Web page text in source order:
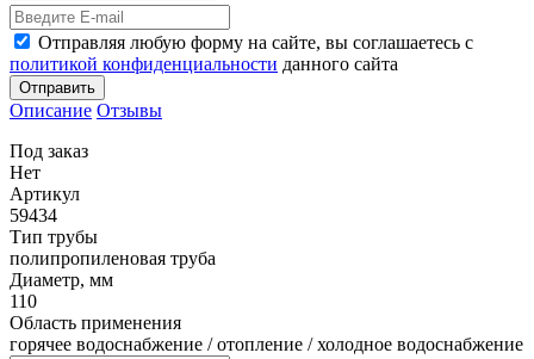
Отправляя любую форму на сайте, вы соглашаетесь с
политикой конфиденциальности данного сайта
Отправить
Описание Отзывы
Под заказ
Нет
Артикул
59434
Тип трубы
полипропиленовая труба
Диаметр, мм
110
Область применения
горячее водоснабжение / отопление / холодное водоснабжение